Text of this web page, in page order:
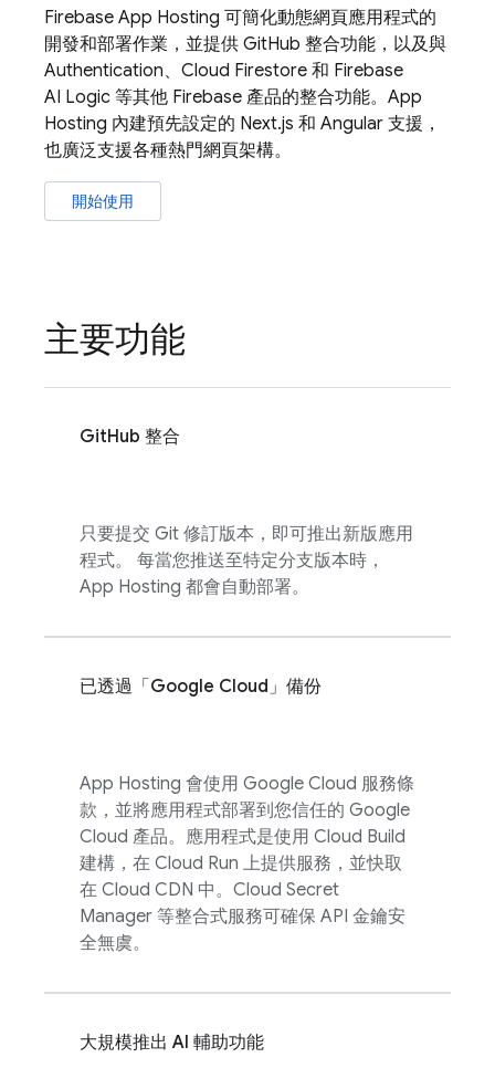
Firebase App Hosting 可簡化動態網頁應用程式的
開發和部署作業，並提供 GitHub 整合功能，以及與
Authentication、 Cloud Firestore 和 Firebase
AI Logic 等其他 Firebase 產品的整合功能。 App
Hosting 內建預先設定的 Next.js 和 Angular 支援，
也廣泛支援各種熱門網頁架構。
開始使用
主要功能
GitHub 整合
只要提交 Git 修訂版本，即可推出新版應用
程式。 每當您推送至特定分支版本時，
App Hosting 都會自動部署。
已透過「 Google Cloud」備份
App Hosting 會使用 Google Cloud 服務條
款，並將應用程式部署到您信任的 Google
Cloud 產品。應用程式是使用 Cloud Build
建構，在 Cloud Run 上提供服務，並快取
在 Cloud CDN 中。Cloud Secret
Manager 等整合式服務可確保 API 金鑰安
全無虞。
大規模推出 AI 輔助功能